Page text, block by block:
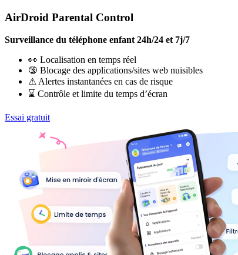
AirDroid Parental Control
Surveillance du téléphone enfant 24h/24 et 7j/7
👀 Localisation en temps réel
🔞 Blocage des applications/sites web nuisibles
⚠ Alertes instantanées en cas de risque
⌛ Contrôle et limite du temps d’écran
Essai gratuit